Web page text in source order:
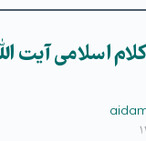
اسلامی آیت